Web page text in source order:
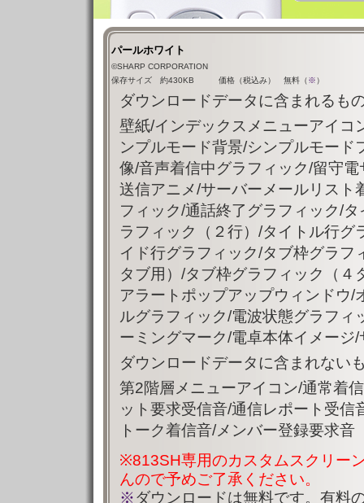
パールホワイト
©SHARP CORPORATION
保存サイズ 約430KB 価格（税込み） 無料（※）
ダウンロードデータに含まれるも
壁紙/インデックスメニューアイコ
ンプルモード背景/シンプルモー
像/音声着信中グラフィック/留守
送信アニメ/サーバーメールリスト
フィック/通話終了グラフィック/
ラフィック（２行）/タイトル行
イド行グラフィック/タブ枠グラ
タブ用）/タブ枠グラフィック（
アラートポップアップウィンドウ
ルグラフィック/電波状態グラフ
ーミングマーク/電卓本体イメージ
ダウンロードデータに含まれない
第2階層メニューアイコン/通常着
ット要求受信音/通信レポート受
トーク着信音/メンバー登録要求音
※813SH専用のカスタムスクリー
んので予めご了承ください。
※ダウンロードは無料です。有料